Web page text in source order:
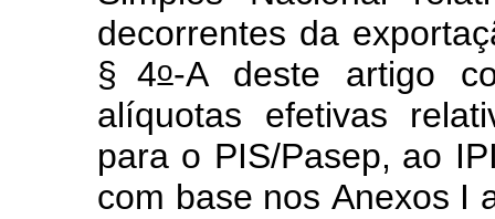
decorrentes da
§ 4o-A deste artigo
alíquotas efetivas relati
para o PIS/Pasep, ao
com base nos Anexos I